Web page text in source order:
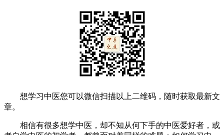
想学习中医您可以微信扫描以上二维码，随时获取最新文
章。
相信有很多想学中医，却不知从何下手的中医爱好者，或